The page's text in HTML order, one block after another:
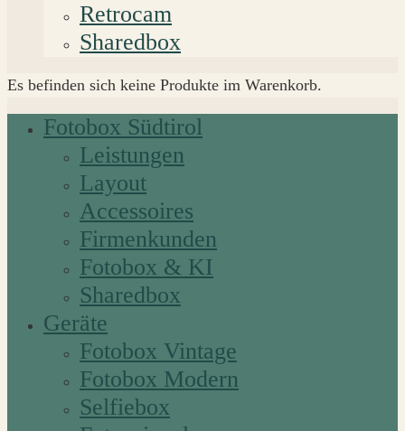
Retrocam
Sharedbox
Es befinden sich keine Produkte im Warenkorb.
Fotobox Südtirol
Leistungen
Layout
Accessoires
Firmenkunden
Fotobox & KI
Sharedbox
Geräte
Fotobox Vintage
Fotobox Modern
Selfiebox